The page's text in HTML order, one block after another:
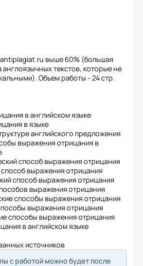
выше 60% (большая
текстов, которые не
Объем работы - 24 стр.
в английском языке
в языке
английского предложения
выражения отрицания в
способ выражения отрицания
способ выражения отрицания
способ выражения отрицания
выражения отрицания
способы выражения отрицания
выражения отрицания
способы выражения отрицания
в английском языке
источников
с работой можно будет после